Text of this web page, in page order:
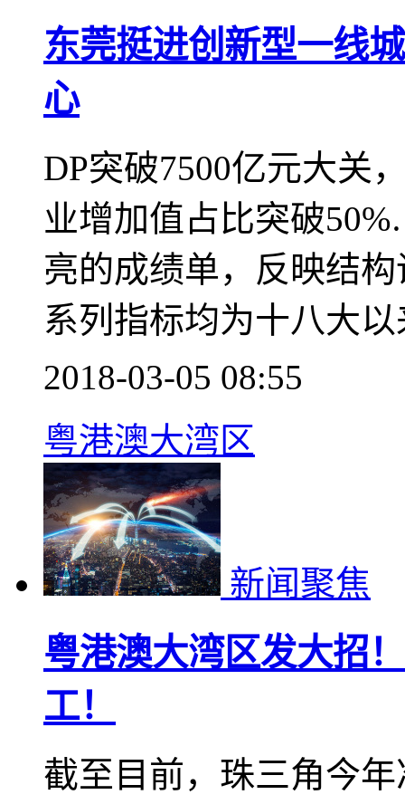
东莞挺进创新型一线
心
DP突破7500亿元大关
业增加值占比突破
亮的成绩单，反映结
系列指标均为十八大
2018-03-05 08:55
粤港澳大湾区
新闻聚焦
粤港澳大湾区发大招
工！
截至目前，珠三角今